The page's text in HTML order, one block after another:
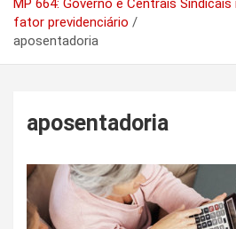
MP 664: Governo e Centrais
fator previdenciário
aposentadoria
aposentadoria